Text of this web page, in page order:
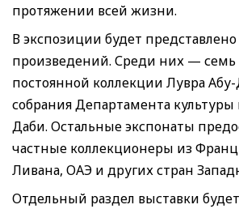
протяжении всей жизни.
В экспозиции будет представлено
произведений. Среди них — семь
постоянной коллекции Лувра
собрания Департамента
Даби. Остальные экспонаты
частные коллекционеры из
Ливана, ОАЭ и других стран
Отдельный раздел выставки